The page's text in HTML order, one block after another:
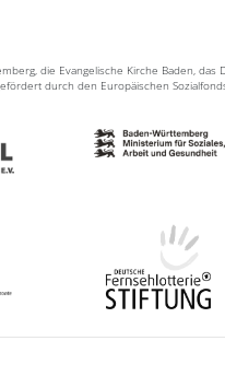
die Evangelische Kirche Baden, das
durch den Europäischen